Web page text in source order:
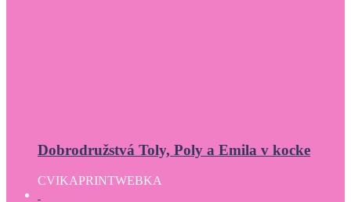
Dobrodružstvá Toly, Poly a Emila v kocke
CVIKAPRINTWEBKA